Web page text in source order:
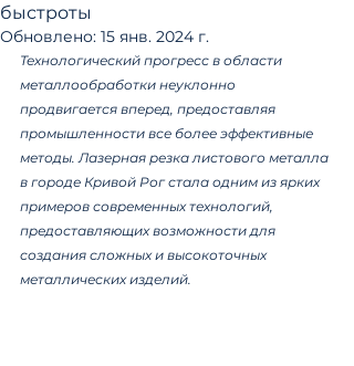
быстроты
Обновлено: 15 янв. 2024 г.
Технологический прогресс в области
металлообработки неуклонно
продвигается вперед, предоставляя
промышленности все более эффективные
методы. Лазерная резка листового металла
в городе Кривой Рог стала одним из ярких
примеров современных технологий,
предоставляющих возможности для
создания сложных и высокоточных
металлических изделий.